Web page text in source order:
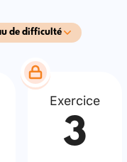
de difficulté
Exercice
3